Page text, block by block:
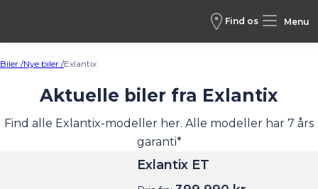
Find os Menu
Biler /Nye biler /Exlantix
Aktuelle biler fra Exlantix
Find alle Exlantix-modeller her. Alle modeller har 7 års
garanti*
Exlantix ET